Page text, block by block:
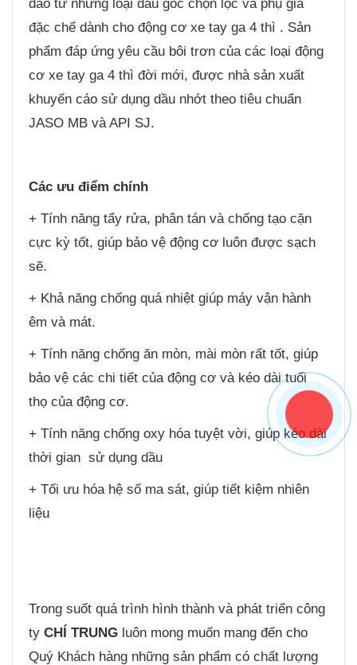
đáo từ những loại dầu gốc chọn lọc và phụ gia
đặc chế dành cho động cơ xe tay ga 4 thì . Sản
phẩm đáp ứng yêu cầu bôi trơn của các loại động
cơ xe tay ga 4 thì đời mới, được nhà sản xuất
khuyến cáo sử dụng dầu nhớt theo tiêu chuẩn
JASO MB và API SJ.
Các ưu điểm chính
+ Tính năng tẩy rửa, phân tán và chống tạo cặn
cực kỳ tốt, giúp bảo vệ động cơ luôn được sạch
sẽ.
+ Khả năng chống quá nhiệt giúp máy vận hành
êm và mát.
+ Tính năng chống ăn mòn, mài mòn rất tốt, giúp
bảo vệ các chi tiết của động cơ và kéo dài tuổi
thọ của động cơ.
+ Tính năng chống oxy hóa tuyệt vời, giúp kéo dài
thời gian sử dụng dầu
+ Tối ưu hóa hệ số ma sát, giúp tiết kiệm nhiên
liệu
Trong suốt quá trình hình thành và phát triển công
ty CHÍ TRUNG luôn mong muốn mang đến cho
Quý Khách hàng những sản phẩm có chất lượng